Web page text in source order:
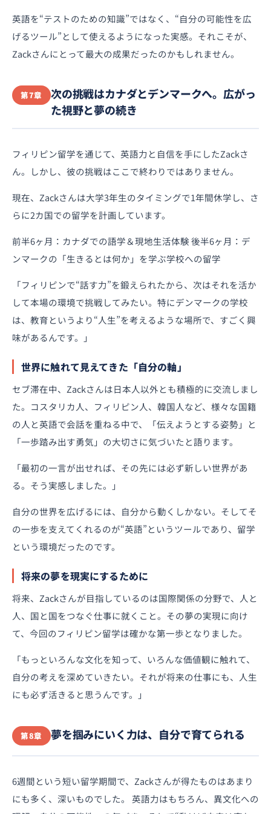
英語を“テストのための知識”ではなく、“自分の可能性を広
げるツール”として使えるようになった実感。それこそが、
Zackさんにとって最大の成果だったのかもしれません。
第7章
次の挑戦はカナダとデンマークへ。広がっ
た視野と夢の続き
フィリピン留学を通じて、英語力と自信を手にしたZackさ
ん。しかし、彼の挑戦はここで終わりではありません。
現在、Zackさんは大学3年生のタイミングで1年間休学し、さ
らに2カ国での留学を計画しています。
前半6ヶ月：カナダでの語学＆現地生活体験 後半6ヶ月：デ
ンマークの「生きるとは何か」を学ぶ学校への留学
「フィリピンで“話す力”を鍛えられたから、次はそれを活か
して本場の環境で挑戦してみたい。特にデンマークの学校
は、教育というより“人生”を考えるような場所で、すごく興
味があるんです。」
世界に触れて見えてきた「自分の軸」
セブ滞在中、Zackさんは日本人以外とも積極的に交流しまし
た。コスタリカ人、フィリピン人、韓国人など、様々な国籍
の人と英語で会話を重ねる中で、「伝えようとする姿勢」と
「一歩踏み出す勇気」の大切さに気づいたと語ります。
「最初の一言が出せれば、その先には必ず新しい世界があ
る。そう実感しました。」
自分の世界を広げるには、自分から動くしかない。そしてそ
の一歩を支えてくれるのが“英語”というツールであり、留学
という環境だったのです。
将来の夢を現実にするために
将来、Zackさんが目指しているのは国際関係の分野で、人と
人、国と国をつなぐ仕事に就くこと。その夢の実現に向け
て、今回のフィリピン留学は確かな第一歩となりました。
「もっといろんな文化を知って、いろんな価値観に触れて、
自分の考えを深めていきたい。それが将来の仕事にも、人生
にも必ず活きると思うんです。」
第8章 夢を掴みにいく力は、自分で育てられる
6週間という短い留学期間で、Zackさんが得たものはあまり
にも多く、深いものでした。 英語力はもちろん、異文化への